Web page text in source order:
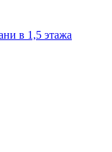
в 1,5 этажа